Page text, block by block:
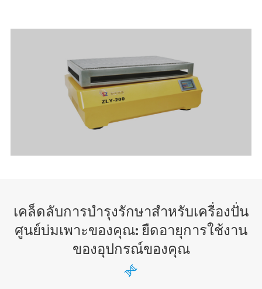
เคล็ดลับการบำรุงรักษาสำหรับเครื่องปั่น
ศูนย์บ่มเพาะของคุณ: ยืดอายุการใช้งาน
ของอุปกรณ์ของคุณ
